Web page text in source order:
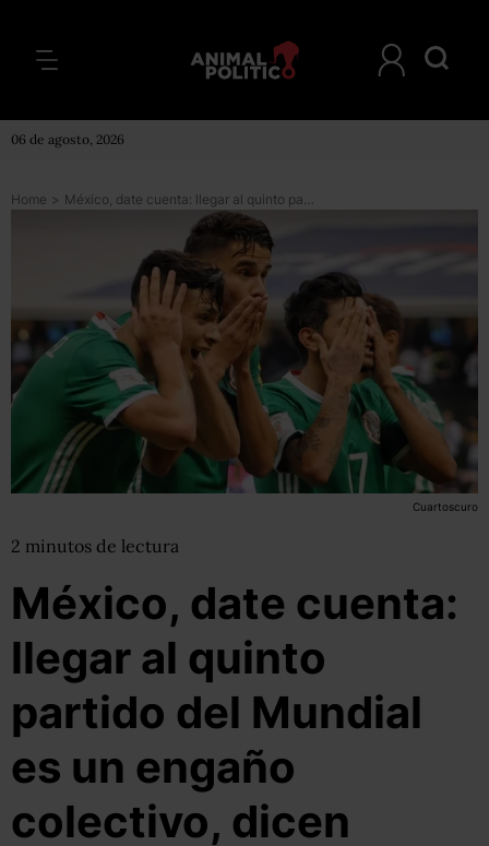
06 de agosto, 2026
Home > México, date cuenta: llegar al quinto partido del Mundial es un engaño colectivo, dicen especialistas
Cuartoscuro
2 minutos de lectura
México, date cuenta:
llegar al quinto
partido del Mundial
es un engaño
colectivo, dicen